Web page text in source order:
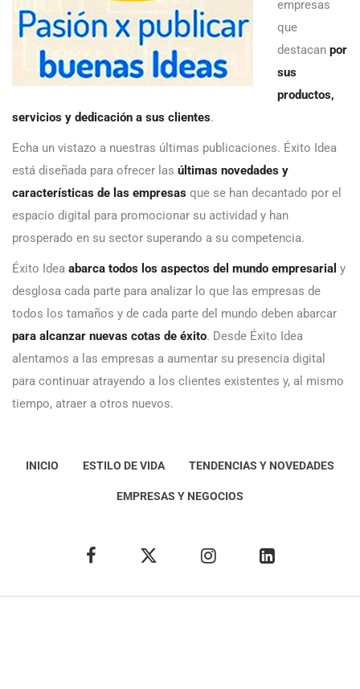
empresas
que
destacan por
sus
productos,
servicios y dedicación a sus clientes.
Echa un vistazo a nuestras últimas publicaciones. Éxito Idea
está diseñada para ofrecer las últimas novedades y
características de las empresas que se han decantado por el
espacio digital para promocionar su actividad y han
prosperado en su sector superando a su competencia.
Éxito Idea abarca todos los aspectos del mundo empresarial y
desglosa cada parte para analizar lo que las empresas de
todos los tamaños y de cada parte del mundo deben abarcar
para alcanzar nuevas cotas de éxito. Desde Éxito Idea
alentamos a las empresas a aumentar su presencia digital
para continuar atrayendo a los clientes existentes y, al mismo
tiempo, atraer a otros nuevos.
INICIO ESTILO DE VIDA TENDENCIAS Y NOVEDADES
EMPRESAS Y NEGOCIOS